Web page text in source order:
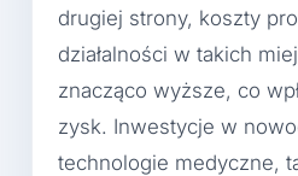
drugiej strony, koszty
działalności w takich
znacząco wyższe, co
zysk. Inwestycje w
technologie medyczne,